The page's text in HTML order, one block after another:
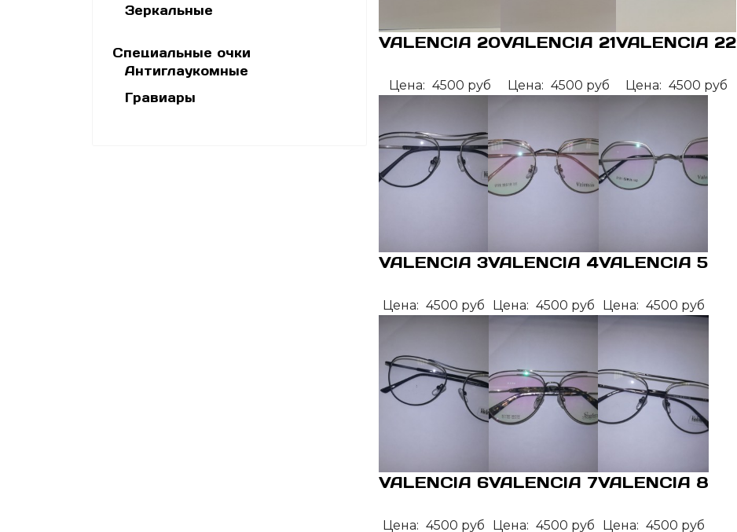
Зеркальные
Специальные очки
Антиглаукомные
Гравиары
VALENCIA 20
Цена: 4500 руб
VALENCIA 21
Цена: 4500 руб
VALENCIA 22
Цена: 4500 руб
VALENCIA 3
Цена: 4500 руб
VALENCIA 4
Цена: 4500 руб
VALENCIA 5
Цена: 4500 руб
VALENCIA 6
Цена: 4500 руб
VALENCIA 7
Цена: 4500 руб
VALENCIA 8
Цена: 4500 руб